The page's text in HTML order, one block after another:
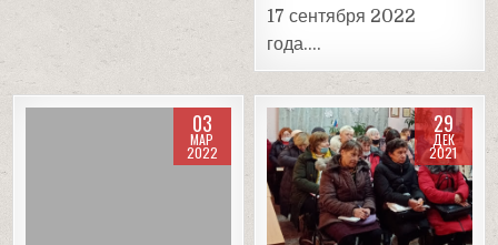
17 сентября 2022
года….
03
МАР
2022
29
ДЕК
2021
Posted
in